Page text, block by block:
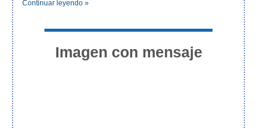
Continuar leyendo »
Imagen con mensaje